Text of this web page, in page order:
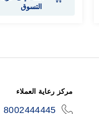
التسوق
مركز رعاية العملاء
8002444445